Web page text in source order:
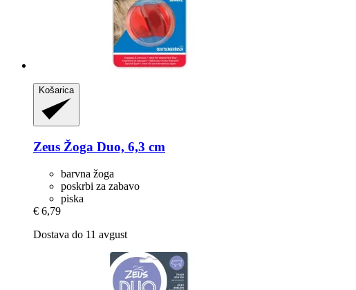
Košarica
Zeus Žoga Duo, 6,3 cm
barvna žoga
poskrbi za zabavo
piska
€ 6,79
Dostava do 11 avgust